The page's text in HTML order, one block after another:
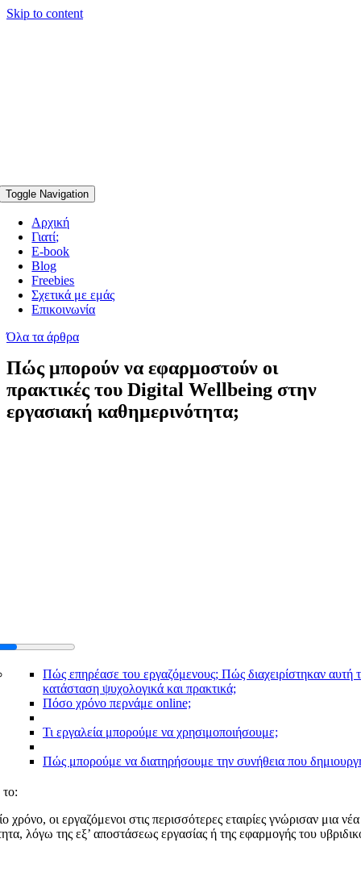
Skip to content
Toggle Navigation
Αρχική
Γιατί;
E-book
Blog
Freebies
Σχετικά με εμάς
Επικοινωνία
Όλα τα άρθρα
Πώς μπορούν να εφαρμοστούν οι
πρακτικές του Digital Wellbeing στην
εργασιακή καθημερινότητα;
Πώς επηρέασε του εργαζόμενους; Πώς διαχειρίστηκαν αυτή
κατάσταση ψυχολογικά και πρακτικά;
Πόσο χρόνο περνάμε online;
Τι εργαλεία μπορούμε να χρησιμοποιήσουμε;
Πώς μπορούμε να διατηρήσουμε την συνήθεια που
χρόνο, οι εργαζόμενοι στις περισσότερες εταιρίες γνώρισαν μια νέα
λόγω της εξ’ αποστάσεως εργασίας ή της εφαρμογής του